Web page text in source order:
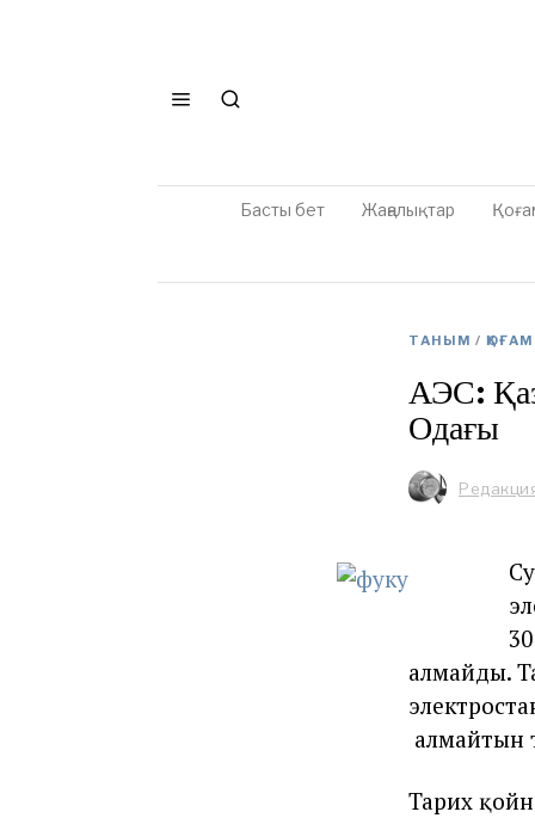
Басты бет Жаңалықтар
ТАНЫМ / ҚОҒАМ
АЭС:
Одағы
алмайды.
алмайтын
Тарих